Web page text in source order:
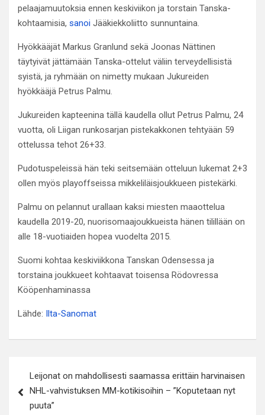
pelaajamuutoksia ennen keskiviikon ja torstain Tanska-
kohtaamisia, sanoi Jääkiekkoliitto sunnuntaina.
Hyökkääjät Markus Granlund sekä Joonas Nättinen
täytyivät jättämään Tanska-ottelut väliin terveydellisistä
syistä, ja ryhmään on nimetty mukaan Jukureiden
hyökkääjä Petrus Palmu.
Jukureiden kapteenina tällä kaudella ollut Petrus Palmu, 24
vuotta, oli Liigan runkosarjan pistekakkonen tehtyään 59
ottelussa tehot 26+33.
Pudotuspeleissä hän teki seitsemään otteluun lukemat 2+3
ollen myös playoffseissa mikkeliläisjoukkueen pistekärki.
Palmu on pelannut urallaan kaksi miesten maaottelua
kaudella 2019-20, nuorisomaajoukkueista hänen tilillään on
alle 18-vuotiaiden hopea vuodelta 2015.
Suomi kohtaa keskiviikkona Tanskan Odensessa ja
torstaina joukkueet kohtaavat toisensa Rödovressa
Kööpenhaminassa
Lähde: Ilta-Sanomat
selaus
Leijonat on mahdollisesti saamassa erittäin harvinaisen
NHL-vahvistuksen MM-kotikisoihin – ”Koputetaan nyt
puuta”